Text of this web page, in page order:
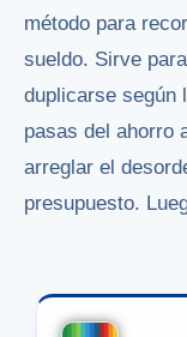
método para
sueldo. Sirve
duplicarse según
pasas del ahorro
arreglar el
presupuesto.